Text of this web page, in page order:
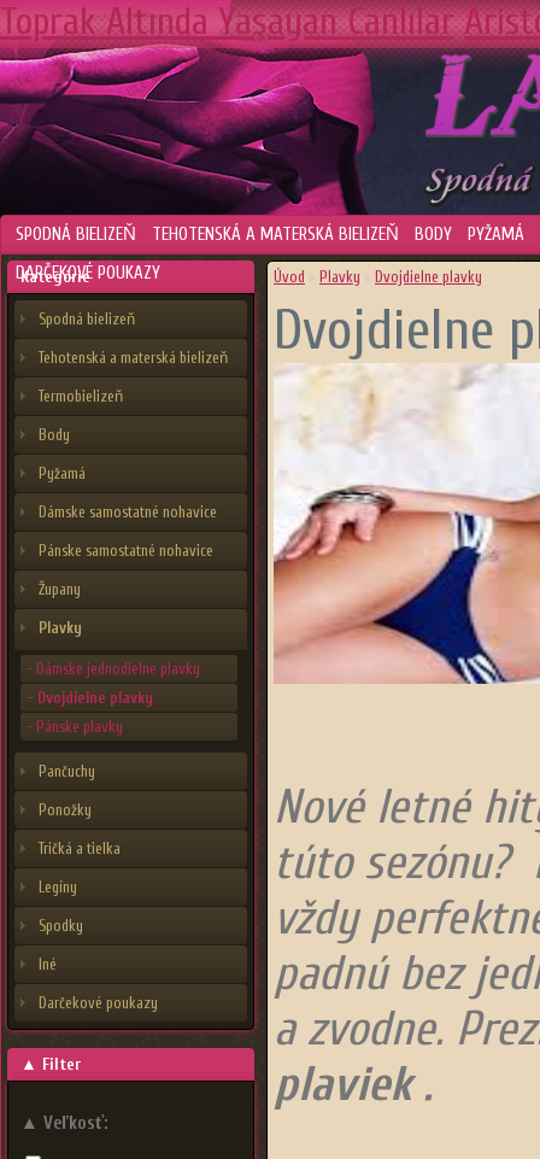
Toprak Altında Yaşayan Canlılar
SPODNÁ BIELIZEŇ TEHOTENSKÁ A MATERSKÁ BIELIZEŇ BODY
PYŽAMÁ
DARČEKOVÉ POUKAZY
Kategórie
Spodná bielizeň
Tehotenská a materská bielizeň
Termobielizeň
Body
Pyžamá
Dámske samostatné nohavice
Pánske samostatné nohavice
Župany
Plavky
- Dámske jednodielne plavky
- Dvojdielne plavky
- Pánske plavky
Pančuchy
Ponožky
Tričká a tielka
Legíny
Spodky
Iné
Darčekové poukazy
▲ Filter
▲ Veľkosť:
Úvod » Plavky » Dvojdielne plavky
Dvojdielne
Nové letné
túto sezónu?
vždy
padnú bez
a zvodne.
plaviek .